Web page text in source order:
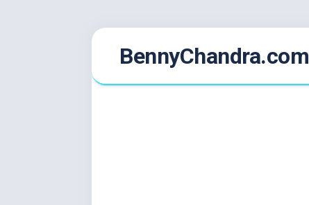
BennyChandra.com